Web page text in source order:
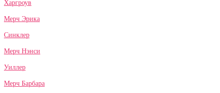
Харгроув
Мерч Эрика
Синклер
Мерч Нэнси
Уиллер
Мерч Барбара